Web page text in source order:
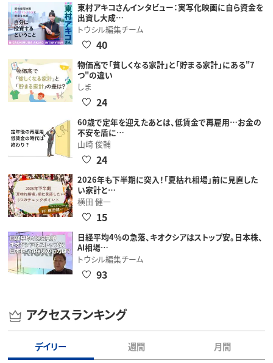
東村アキコさんインタビュー：実写化映画に自ら資金を
出資し大成…
トウシル編集チーム
40
物価高で「貧しくなる家計」と「貯まる家計」にある"7
つ"の違い
しま
24
60歳で定年を迎えたあとは、低賃金で再雇用…お金の
不安を盾に…
山崎 俊輔
24
2026年も下半期に突入！「夏枯れ相場」前に見直した
い家計と…
横田 健一
15
日経平均4％の急落、キオクシアはストップ安。日本株、
AI相場…
トウシル編集チーム
93
アクセスランキング
デイリー 週間 月間